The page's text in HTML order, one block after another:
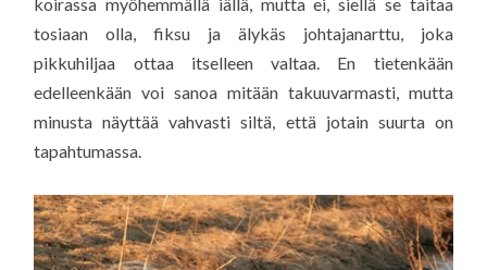
tosiaan olla, fiksu ja älykäs johtajanarttu, joka
pikkuhiljaa ottaa itselleen valtaa. En tietenkään
edelleenkään voi sanoa mitään takuuvarmasti, mutta
minusta näyttää vahvasti siltä, että jotain suurta on
tapahtumassa.